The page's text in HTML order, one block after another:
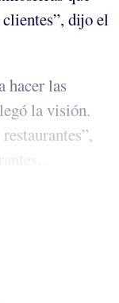
dijo el
hacer las
la visión.